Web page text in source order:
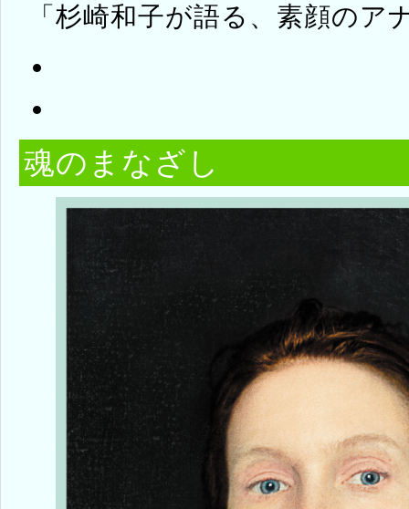
「杉崎和子が語る、素顔の
魂のまなざし